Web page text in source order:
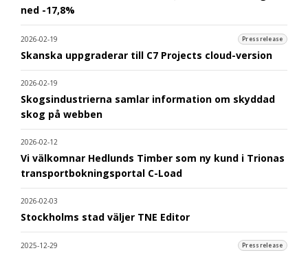
ned -17,8%
2026-02-19 Pressrelease
Skanska uppgraderar till C7 Projects cloud-version
2026-02-19
Skogsindustrierna samlar information om skyddad
skog på webben
2026-02-12
Vi välkomnar Hedlunds Timber som ny kund i Trionas
transportbokningsportal C-Load
2026-02-03
Stockholms stad väljer TNE Editor
2025-12-29 Pressrelease